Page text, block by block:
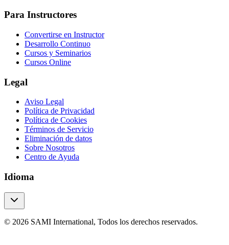
Para Instructores
Convertirse en Instructor
Desarrollo Continuo
Cursos y Seminarios
Cursos Online
Legal
Aviso Legal
Política de Privacidad
Política de Cookies
Términos de Servicio
Eliminación de datos
Sobre Nosotros
Centro de Ayuda
Idioma
© 2026 SAMI International, Todos los derechos reservados.